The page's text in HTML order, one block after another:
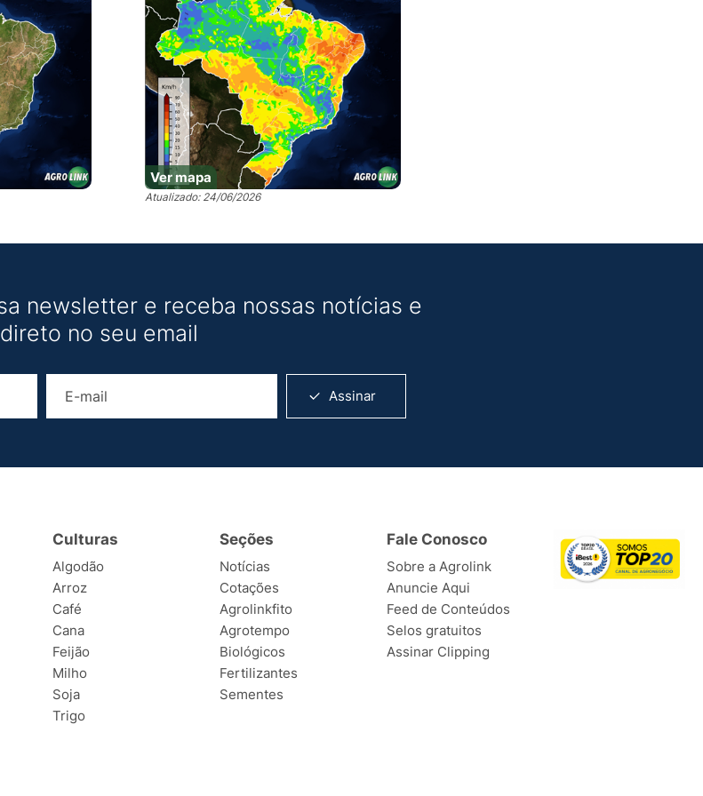
Ver mapa
Atualizado: 24/06/2026
newsletter e receba nossas notícias e
no seu email
Assinar
Culturas
Algodão
Arroz
Café
Cana
Feijão
Milho
Soja
Trigo
Seções
Notícias
Cotações
Agrolinkfito
Agrotempo
Biológicos
Fertilizantes
Sementes
Fale Conosco
Sobre a Agrolink
Anuncie Aqui
Feed de Conteúdos
Selos gratuitos
Assinar Clipping